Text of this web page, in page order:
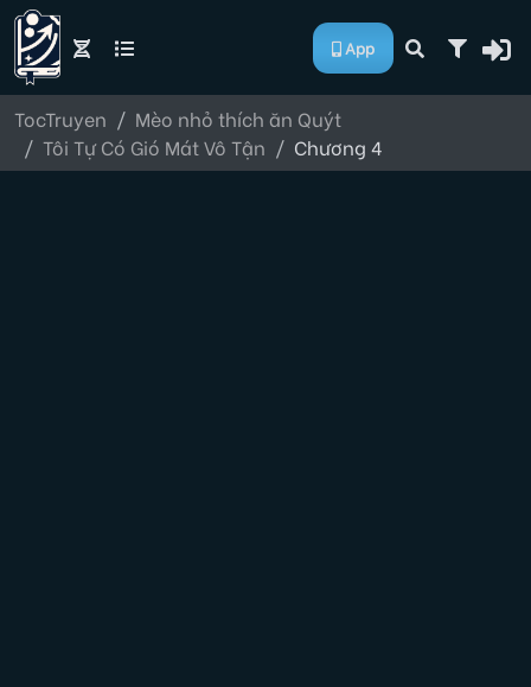
App
TocTruyen
Mèo nhỏ thích ăn Quýt
Tôi Tự Có Gió Mát Vô Tận
Chương 4